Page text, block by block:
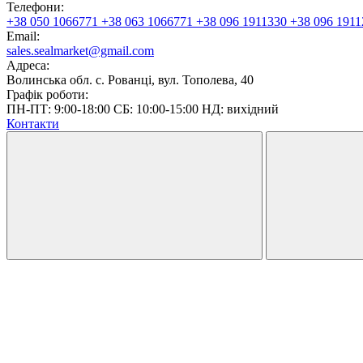
Телефони:
+38 050 1066771 +38 063 1066771 +38 096 1911330 +38 096
Email:
sales.sealmarket@gmail.com
Адреса:
Волинська обл. с. Рованці, вул. Тополева, 40
Графік роботи:
ПН-ПТ: 9:00-18:00 СБ: 10:00-15:00 НД: вихідний
Контакти